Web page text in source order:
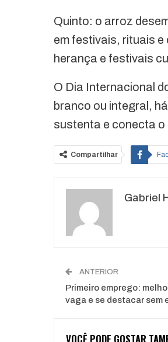
Quinto: o arroz
em festivais, rituais
herança e festivais
O Dia Internacional
branco ou integral,
sustenta e conecta o
Compartilhar
Gabriel
ANTERIOR
Primeiro emprego:
vaga e se destacar sem
VOCÊ PODE GOSTAR